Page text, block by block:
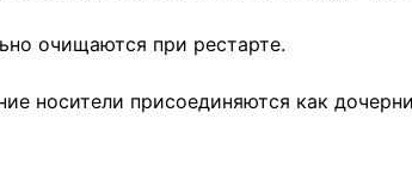
очищаются при рестарте.
носители присоединяются как